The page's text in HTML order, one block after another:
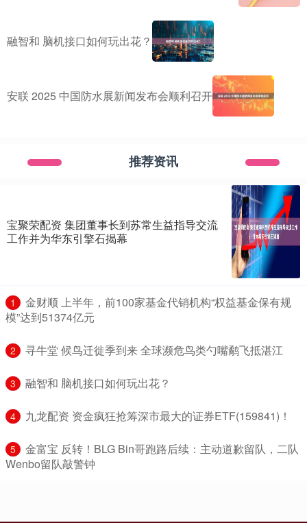
融智和 脑机接口如何玩出花？
安联 2025 中国防水展新闻发布会顺利召开
推荐资讯
宝聚荣配资 集团董事长到苏常生益指导交流
工作并为华东引擎石揭幕
1
​金财顺 上半年，前100家基金代销机构“权益基金保有规
模”达到51374亿元
2 ​寻牛堂 候鸟迁徙季到来 全球濒危鸟类勺嘴鹬飞抵湛江
3 ​融智和 脑机接口如何玩出花？
4 ​九龙配资 资金疯狂抢筹深市最大的证券ETF(159841)！
5
​金富宝 反转！BLG Bin哥跑路后续：主动道歉留队，二队
Wenbo留队敲警钟